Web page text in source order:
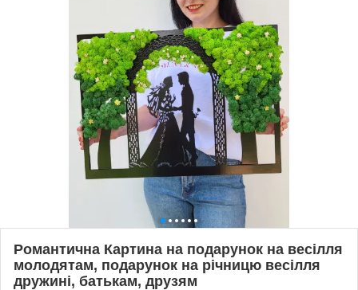
Романтична Картина на подарунок на весілля
молодятам, подарунок на річницю весілля
дружині, батькам, друзям